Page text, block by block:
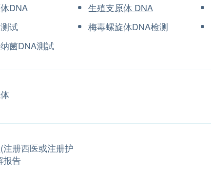
DNA
生殖支原体 DNA
试
梅毒螺旋体DNA检测
菌DNA測試
注册西医或注册护
报告